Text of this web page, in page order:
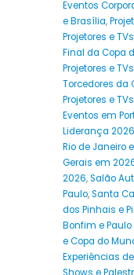
Eventos
e Brasília,
Projetores e
Final da Copa
Projetores e
Torcedores da
Projetores e
Eventos em
Liderança
Rio de Janeiro
Gerais em
2026,Salão
Paulo,Santa
dos Pinhais e
Bonfim e
e Copa do
Experiências